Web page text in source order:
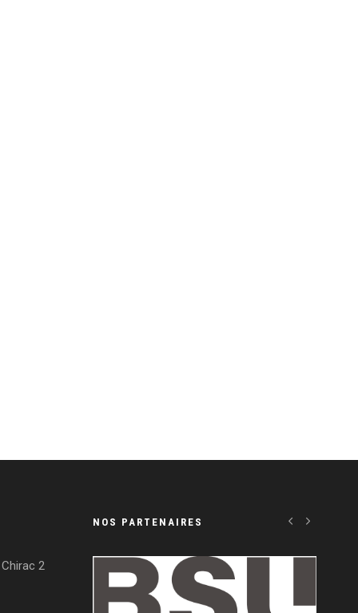
2
NOS PARTENAIRES
LEGEND WHEELS
RRUNNING